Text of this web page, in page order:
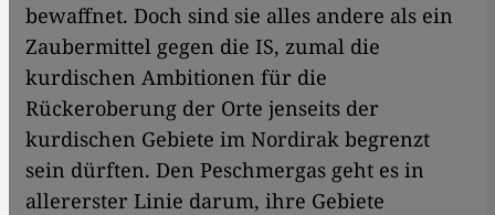
bewaffnet. Doch sind sie alles andere als ein
Zaubermittel gegen die IS, zumal die
kurdischen Ambitionen für die
Rückeroberung der Orte jenseits der
kurdischen Gebiete im Nordirak begrenzt
sein dürften. Den Peschmergas geht es in
allererster Linie darum, ihre Gebiete